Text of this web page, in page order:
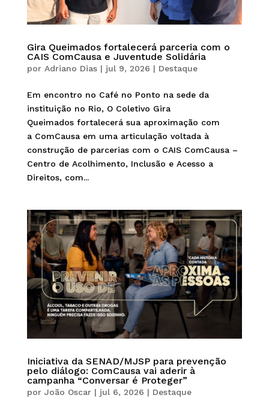
Gira Queimados fortalecerá parceria com o
CAIS ComCausa e Juventude Solidária
por Adriano Dias| jul 9, 2026 | Destaque
Em encontro no Café no Ponto na sede da
instituição no Rio, O Coletivo Gira
Queimados fortalecerá sua aproximação com
a ComCausa em uma articulação voltada à
construção de parcerias com o CAIS ComCausa –
Centro de Acolhimento, Inclusão e Acesso a
Direitos, com...
Iniciativa da SENAD/MJSP para prevenção
pelo diálogo: ComCausa vai aderir à
campanha “Conversar é Proteger”
por João Oscar| jul 6, 2026 | Destaque